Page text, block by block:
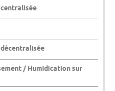
/ Humidication sur